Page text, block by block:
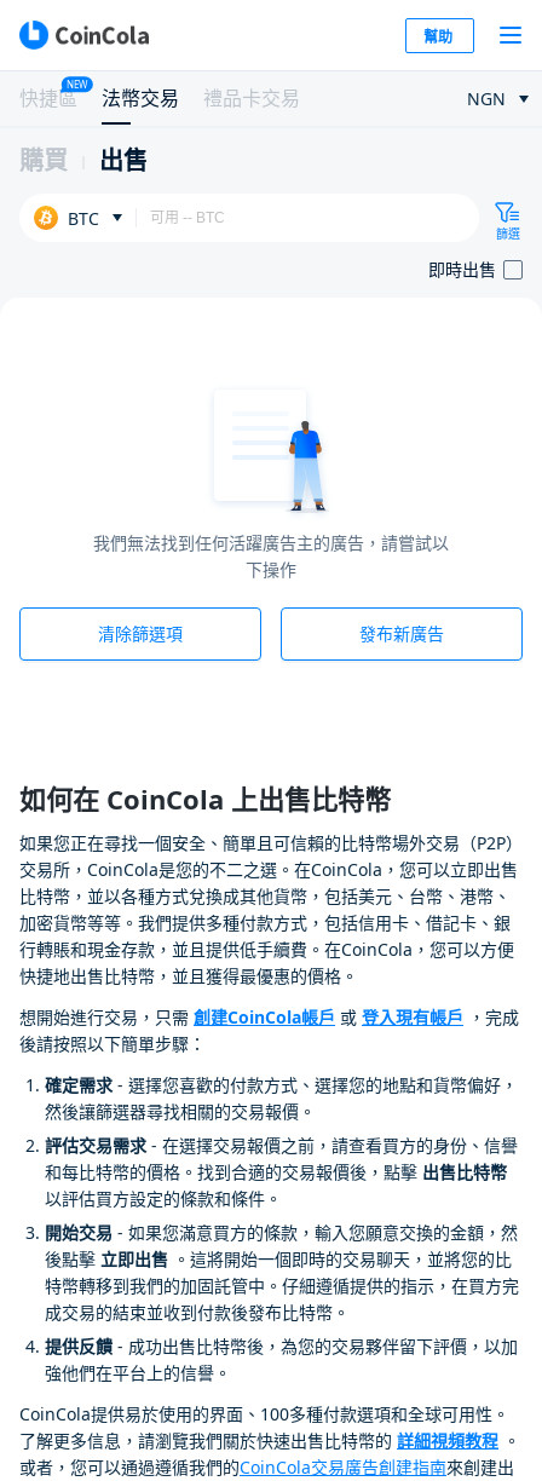
幫助
快捷區
NEW
法幣交易 禮品卡交易 NGN
購買 出售
BTC
篩選
即時出售
我們無法找到任何活躍廣告主的廣告，請嘗試以
下操作
清除篩選項 發布新廣告
如何在 CoinCola 上出售比特幣
如果您正在尋找一個安全、簡單且可信賴的比特幣場外交易（P2P）
交易所，CoinCola是您的不二之選。在CoinCola，您可以立即出售
比特幣，並以各種方式兌換成其他貨幣，包括美元、台幣、港幣、
加密貨幣等等。我們提供多種付款方式，包括信用卡、借記卡、銀
行轉賬和現金存款，並且提供低手續費。在CoinCola，您可以方便
快捷地出售比特幣，並且獲得最優惠的價格。
想開始進行交易，只需 創建CoinCola帳戶 或 登入現有帳戶 ，完成
後請按照以下簡單步驟：
確定需求- 選擇您喜歡的付款方式、選擇您的地點和貨幣偏好，
然後讓篩選器尋找相關的交易報價。
評估交易需求- 在選擇交易報價之前，請查看買方的身份、信譽
和每比特幣的價格。找到合適的交易報價後，點擊 出售比特幣
以評估買方設定的條款和條件。
開始交易 - 如果您滿意買方的條款，輸入您願意交換的金額，然
後點擊 立即出售 。這將開始一個即時的交易聊天，並將您的比
特幣轉移到我們的加固託管中。仔細遵循提供的指示，在買方完
成交易的結束並收到付款後發布比特幣。
提供反饋 - 成功出售比特幣後，為您的交易夥伴留下評價，以加
強他們在平台上的信譽。
CoinCola提供易於使用的界面、100多種付款選項和全球可用性。
了解更多信息，請瀏覽我們關於快速出售比特幣的 詳細視頻教程 。
或者，您可以通過遵循我們的CoinCola交易廣告創建指南來創建出